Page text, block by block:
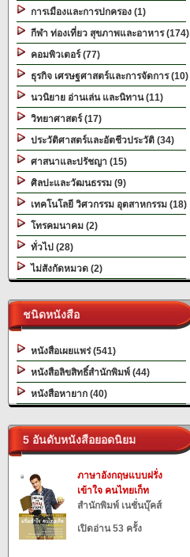
การเมืองและการปกครอง (1)
กีฬา ท่องเที่ยว สุขภาพและอาหาร (174)
คอมพิวเตอร์ (77)
ธุรกิจ เศรษฐศาสตร์และการจัดการ (10)
นวนิยาย อ่านเล่น และนิทาน (11)
วิทยาศาสตร์ (17)
ประวัติศาสตร์และอัตชีวประวัติ (34)
ศาสนาและปรัชญา (15)
ศิลปะและวัฒนธรรม (9)
เทคโนโลยี วิศวกรรม อุตสาหกรรม (18)
โทรคมนาคม (2)
ทั่วไป (28)
ไม่สังกัดหมวด (2)
ชนิดหนังสือ
หนังสือเผยแพร่ (541)
หนังสือลิขสิทธิ์สำนักพิมพ์ (44)
หนังสือหายาก (40)
5 อันดับหนังสือยอดนิยม
ภาษาอังกฤษแบบฝรั่ง
เข้าใจ คนไทยเก็ท
สำนักพิมพ์ เนชั่นบุ๊คส์
เปิดอ่าน 53 ครั้ง